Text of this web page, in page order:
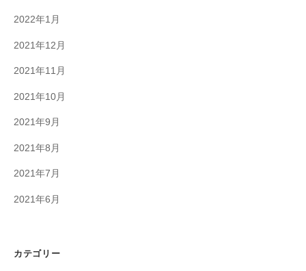
2022年1月
2021年12月
2021年11月
2021年10月
2021年9月
2021年8月
2021年7月
2021年6月
カテゴリー